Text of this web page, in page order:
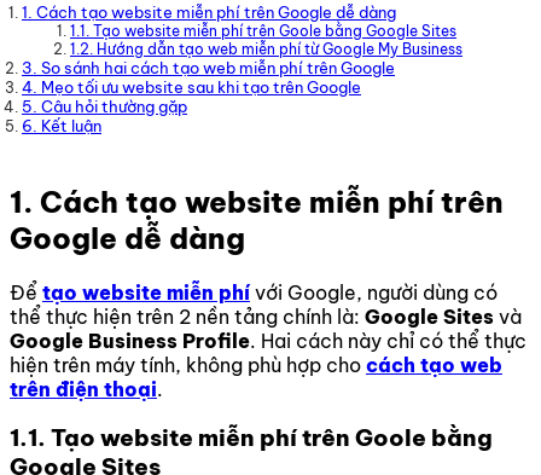
1. Cách tạo website miễn phí trên Google dễ dàng
1.1. Tạo website miễn phí trên Goole bằng Google Sites
1.2. Hướng dẫn tạo web miễn phí từ Google My Business
3. So sánh hai cách tạo web miễn phí trên Google
4. Mẹo tối ưu website sau khi tạo trên Google
5. Câu hỏi thường gặp
6. Kết luận
1. Cách tạo website miễn phí trên
Google dễ dàng
Để tạo website miễn phí với Google, người dùng có
thể thực hiện trên 2 nền tảng chính là: Google Sites và
Google Business Profile. Hai cách này chỉ có thể thực
hiện trên máy tính, không phù hợp cho cách tạo web
trên điện thoại.
1.1. Tạo website miễn phí trên Goole bằng
Google Sites